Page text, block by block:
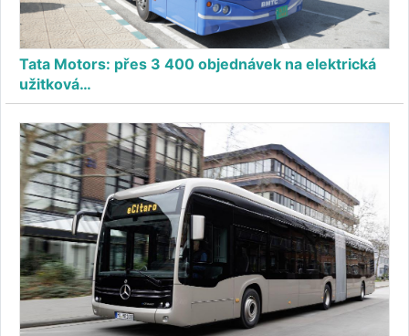
Tata Motors: přes 3 400 objednávek na elektrická
užitková…